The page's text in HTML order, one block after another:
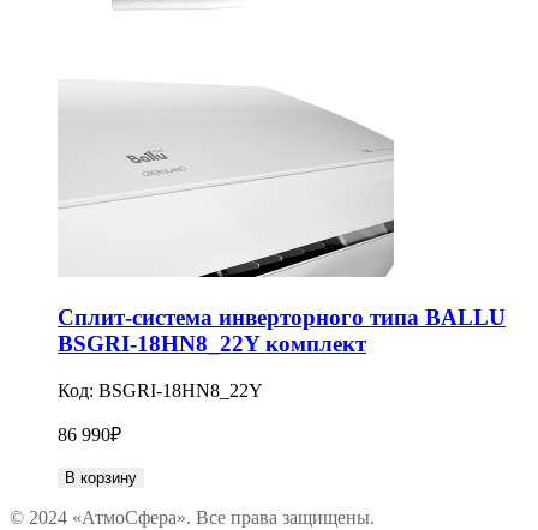
Сплит-система инверторного типа BALLU
BSGRI-18HN8_22Y комплект
Код: BSGRI-18HN8_22Y
86 990₽
В корзину
© 2024 «АтмоСфера». Все права защищены.